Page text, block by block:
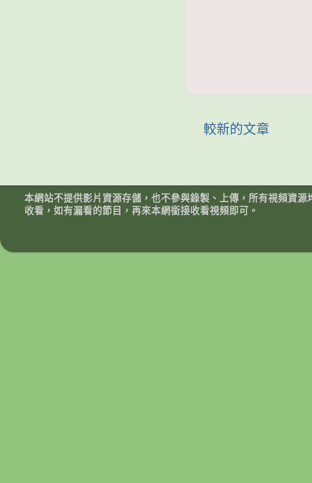
較新的文章
本網站不提供影片資源存儲，也不參與錄製、上傳，所有視頻資
收看，如有漏看的節目，再來本網銜接收看視頻即可。